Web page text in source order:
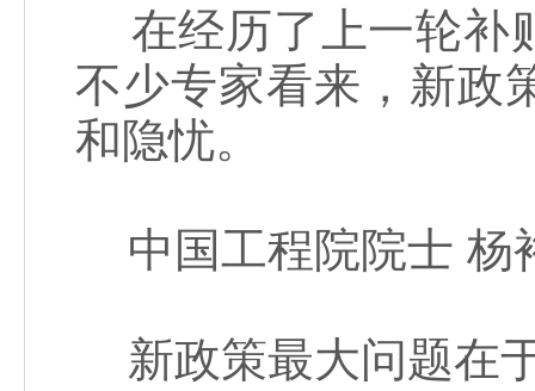
在经历了上一轮补
不少专家看来，新政
和隐忧。
中国工程院院士 杨
新政策最大问题在